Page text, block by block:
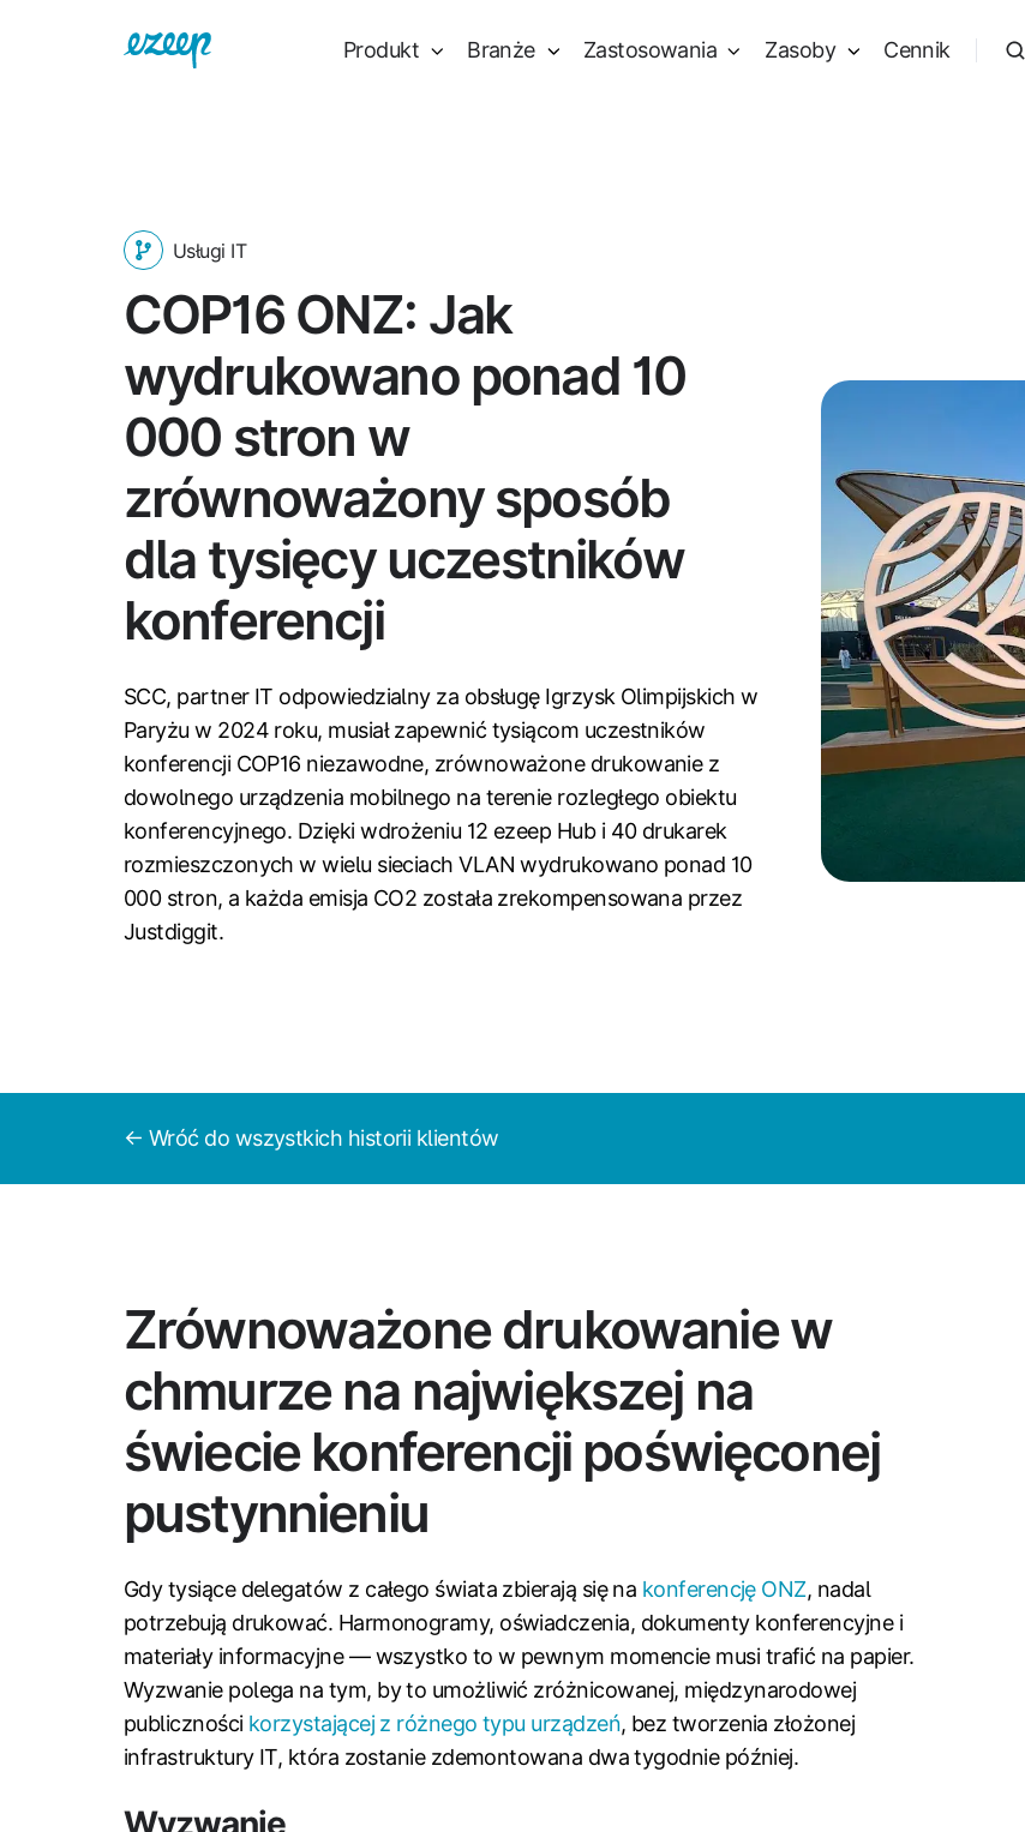
Produkt Branże Zastosowania Zasoby Cennik
Usługi IT
COP16 ONZ: Jak
wydrukowano ponad 10
000 stron w
zrównoważony sposób
dla tysięcy uczestników
konferencji
SCC, partner IT odpowiedzialny za obsługę Igrzysk Olimpijskich w
Paryżu w 2024 roku, musiał zapewnić tysiącom uczestników
konferencji COP16 niezawodne, zrównoważone drukowanie z
dowolnego urządzenia mobilnego na terenie rozległego obiektu
konferencyjnego. Dzięki wdrożeniu 12 ezeep Hub i 40 drukarek
rozmieszczonych w wielu sieciach VLAN wydrukowano ponad 10
000 stron, a każda emisja CO2 została zrekompensowana przez
Justdiggit.
← Wróć do wszystkich historii klientów
Zrównoważone drukowanie w
chmurze na największej na
świecie konferencji poświęconej
pustynnieniu
Gdy tysiące delegatów z całego świata zbierają się na konferencję ONZ, nadal
potrzebują drukować. Harmonogramy, oświadczenia, dokumenty konferencyjne i
materiały informacyjne — wszystko to w pewnym momencie musi trafić na papier.
Wyzwanie polega na tym, by to umożliwić zróżnicowanej, międzynarodowej
publiczności korzystającej z różnego typu urządzeń, bez tworzenia złożonej
infrastruktury IT, która zostanie zdemontowana dwa tygodnie później.
Wyzwanie